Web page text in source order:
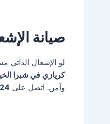
صيانة
لو الإشعال
كريازي في شبرا الخيمة
وآمن. اتصل على